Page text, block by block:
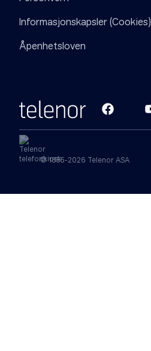
Informasjonskapsler (Cookies)
Åpenhetsloven
© 1855-2026 Telenor ASA